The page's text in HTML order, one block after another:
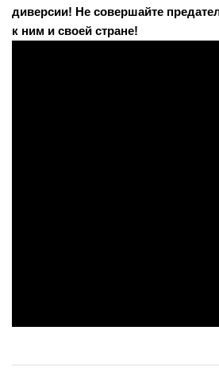
Морозовская сельская
Мостовская сельская
Улыбинская сельская
диверсии! Не совершайте
к ним и своей стране!